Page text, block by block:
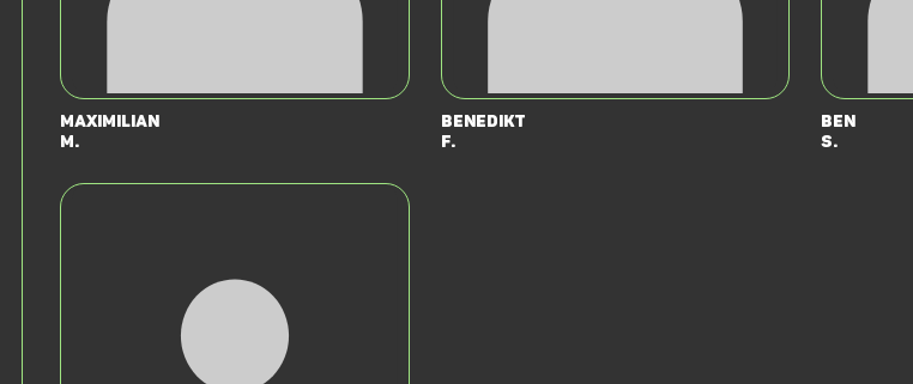
Maximilian
M.
Benedikt
F.
Ben
S.